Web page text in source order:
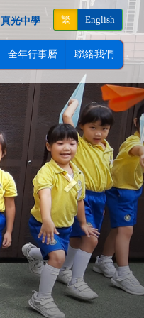
真光中學 繁 English
全年行事曆 聯絡我們
Next